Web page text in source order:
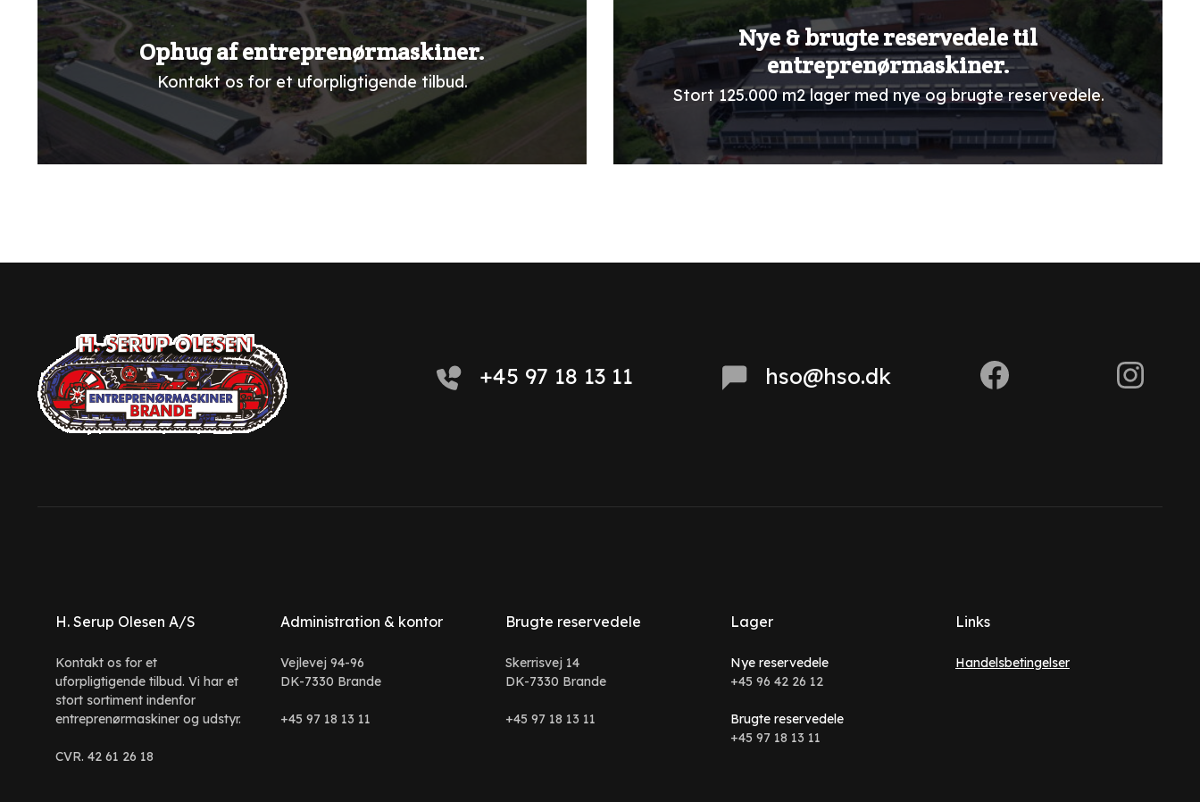
Ophug af entreprenørmaskiner.
Kontakt os for et uforpligtigende tilbud.
Nye & brugte reservedele til
entreprenørmaskiner.
Stort 125.000 m2 lager med nye og brugte reservedele.
+45 97 18 13 11 hso@hso.dk
H. Serup Olesen A/S
Kontakt os for et
uforpligtigende tilbud. Vi har et
stort sortiment indenfor
entreprenørmaskiner og udstyr.
CVR. 42 61 26 18
Administration & kontor
Vejlevej 94-96
DK-7330 Brande
+45 97 18 13 11
Brugte reservedele
Skerrisvej 14
DK-7330 Brande
+45 97 18 13 11
Lager
Nye reservedele
+45 96 42 26 12
Brugte reservedele
+45 97 18 13 11
Links
Handelsbetingelser